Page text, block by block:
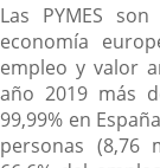
una
aplicación
externa.
Las PYMES
economía
empleo y valor
año 2019 más
99,99% en
personas (8,76